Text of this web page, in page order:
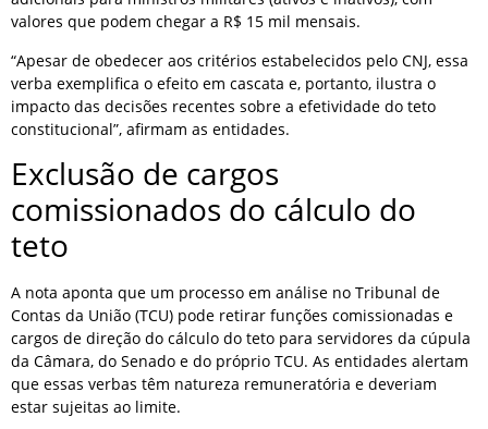
valores que podem chegar a R$ 15 mil mensais.
“Apesar de obedecer aos critérios estabelecidos pelo CNJ, essa
verba exemplifica o efeito em cascata e, portanto, ilustra o
impacto das decisões recentes sobre a efetividade do teto
constitucional”, afirmam as entidades.
Exclusão de cargos
comissionados do cálculo do
teto
A nota aponta que um processo em análise no Tribunal de
Contas da União (TCU) pode retirar funções comissionadas e
cargos de direção do cálculo do teto para servidores da cúpula
da Câmara, do Senado e do próprio TCU. As entidades alertam
que essas verbas têm natureza remuneratória e deveriam
estar sujeitas ao limite.